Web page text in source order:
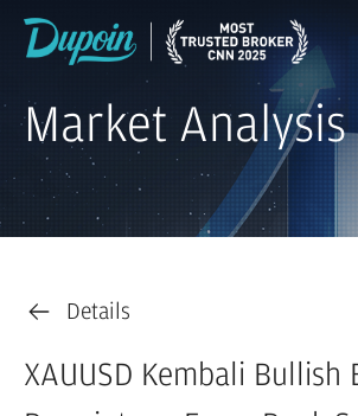
Market Analysis
Details
XAUUSD Kembali Bullish